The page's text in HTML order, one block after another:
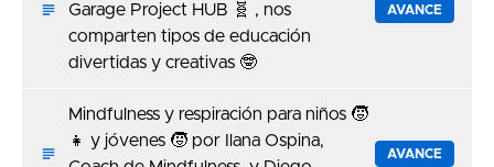
Garage Project HUB 🧬 , nos
comparten tipos de educación
divertidas y creativas 🤓
AVANCE
Mindfulness y respiración para niños 🧒
👧 y jóvenes 🧒 por Ilana Ospina,
AVANCE